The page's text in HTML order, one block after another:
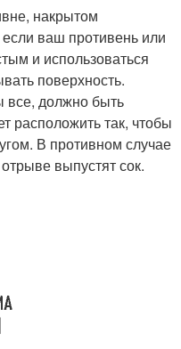
накрытом
ваш противень или
и использоваться
поверхность.
все, должно быть
расположить так, чтобы
В противном случае
выпустят сок.